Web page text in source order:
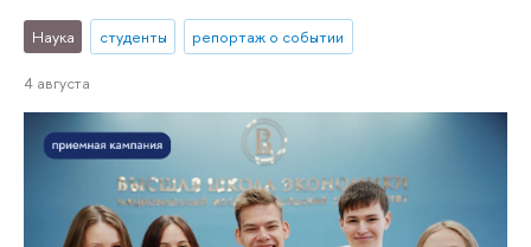
Наука студенты репортаж о событии
4 августа